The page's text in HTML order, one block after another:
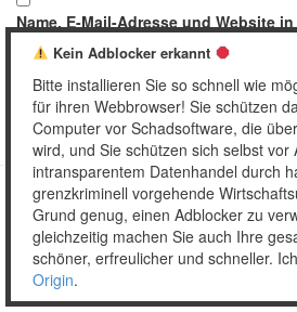
Name, E-Mail-Adresse und Website
meinen nächsten Kommentar
Copyright © 2026 Unser
MobileWordPress Theme by
Kein Adblocker erkannt
Bitte installieren Sie so schnell wie
für ihren Webbrowser! Sie schützen
Computer vor Schadsoftware, die über
wird, und Sie schützen sich selbst vor
intransparentem Datenhandel durch
grenzkriminell vorgehende
Grund genug, einen Adblocker zu
gleichzeitig machen Sie auch Ihre
schöner, erfreulicher und schneller.
Origin.